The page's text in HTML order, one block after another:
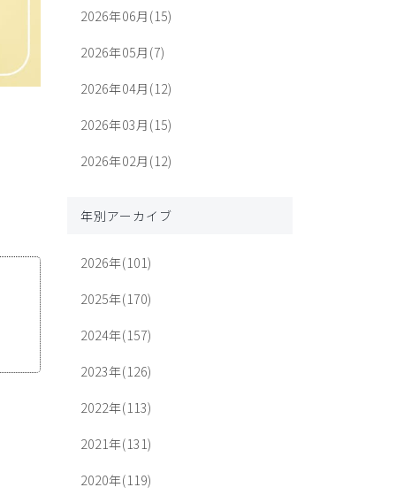
2026年06月(15)
2026年05月(7)
2026年04月(12)
2026年03月(15)
2026年02月(12)
年別アーカイブ
2026年(101)
2025年(170)
2024年(157)
2023年(126)
2022年(113)
2021年(131)
2020年(119)